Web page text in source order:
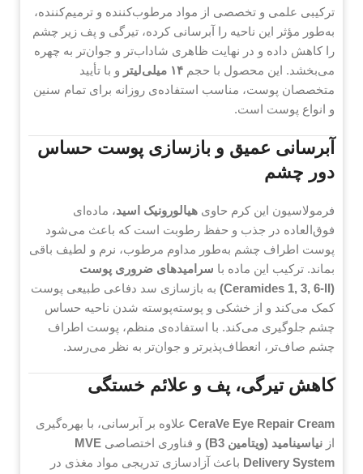
ترکیبی علمی و تخصصی از مواد مرطوب‌کننده و ترمیم‌کننده،
به‌طور مؤثر این ناحیه را آبرسانی کرده، تیرگی و پف زیر چشم
را کاهش داده و در نهایت ظاهری شاداب‌تر و جوان‌تر به چهره
می‌بخشد. این محصول با حجم ۱۴ میلی‌لیتر
و با تأیید
متخصصان پوست، مناسب استفاده‌ی روزانه برای تمام سنین
و انواع پوست است.
آبرسانی عمیق و بازسازی پوست حساس
دور چشم
فرمولاسیون این کرم حاوی هیالورونیک اسید، ماده‌ای
فوق‌العاده در جذب و حفظ رطوبت است که باعث می‌شود
پوست اطراف چشم به‌طور مداوم مرطوب، نرم و لطیف باقی
بماند. ترکیب این ماده با سرامیدهای ضروری پوست
(Ceramides 1, 3, 6-II)
به بازسازی سد دفاعی طبیعی پوست
کمک می‌کند و از خشکی و پوسته‌پوسته شدن ناحیه حساس
چشم جلوگیری می‌کند. با استفاده‌ی منظم، پوست اطراف
چشم صاف‌تر، انعطاف‌پذیرتر و جوان‌تر به نظر می‌رسد.
کاهش تیرگی، پف و علائم خستگی
CeraVe Eye Repair Cream علاوه بر آبرسانی، با بهره‌گیری
از نیاسینامید (ویتامین B3) و فناوری اختصاصی MVE
Delivery System باعث آزادسازی تدریجی مواد مغذی در